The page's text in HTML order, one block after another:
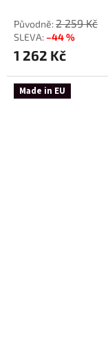
2 259 Kč
–44 %
1 262 Kč
Made in EU